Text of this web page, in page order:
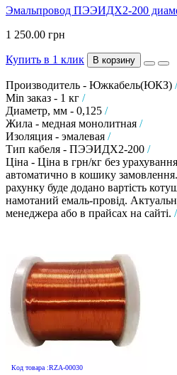
Эмальпровод ПЭЭИДХ2-200
1 250.00 грн
Купить в 1 клик В корзину
Производитель - Южкабель(ЮКЗ) /
Min заказ - 1 кг /
Диаметр, мм - 0,125 /
Жила - медная монолитная /
Изоляция - эмалевая /
Тип кабеля - ПЭЭИДХ2-200 /
Ціна - Ціна в грн/кг без
автоматично в кошику
рахунку буде додано вартість
намотаний емаль-провід.
менеджера або в прайсах на сайті. /
Код товара :RZA-00030